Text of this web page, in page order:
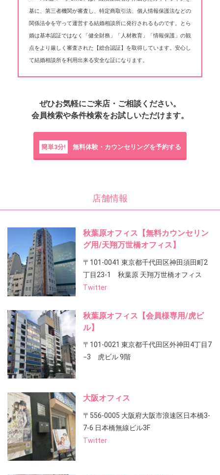
基に、第三者機関が審査し、特定商取引法、個人情報保護法などの
関係法令を守って運営する結婚相談所に発行されるものです。とら
婚は基本認証ではなく「健全財務」「人材教育」「情報保護」の観
点をより厳しく審査された【総合認証】を取得しています。安心し
て結婚相談所を利用出来る安全な証になります。
ぜひお気軽にご来店・ご相談ください。
会員検索や条件検索をお試しいただけます。
簡単3分! 無料体験・カウンセリングを予約する
店舗情報
秋葉原オフィス【無料カウンセリン
グ用/天翔万世橋オフィス】
〒101-0041 東京都千代田区神田須田町2
丁目23-1 秋葉原 天翔万世橋オフィス
Twitter
秋葉原オフィス【会員様専用/虎ビ
ル】
〒101-0021 東京都千代田区外神田4丁目7
−3 虎ビル 9階
大阪オフィス
〒556-0005 大阪府大阪市浪速区日本橋3-
7-6 日本橋無線ビル3F
Twitter